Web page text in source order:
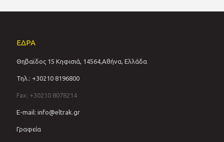
ΕΔΡΑ
Θηβαϊδος 15 Κηφισιά, 14564,Αθήνα, Ελλάδα
Τηλ.: +30210 8196800
Fax: +30210 8078214
E-mail: info@eltrak.gr
Γραφεία